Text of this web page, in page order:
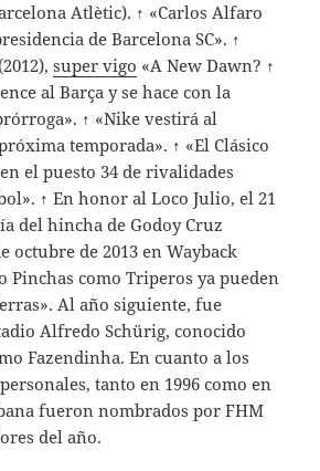
Atlètic). ↑ «Carlos Alfaro
de Barcelona SC». ↑
super vigo «A New Dawn? ↑
al Barça y se hace con la
↑ «Nike vestirá al
temporada». ↑ «El Clásico
el puesto 34 de rivalidades
↑ En honor al Loco Julio, el 21
del hincha de Godoy Cruz
octubre de 2013 en Wayback
Pinchas como Triperos ya pueden
Al año siguiente, fue
Alfredo Schürig, conocido
Fazendinha. En cuanto a los
tanto en 1996 como en
fueron nombrados por FHM
del año.